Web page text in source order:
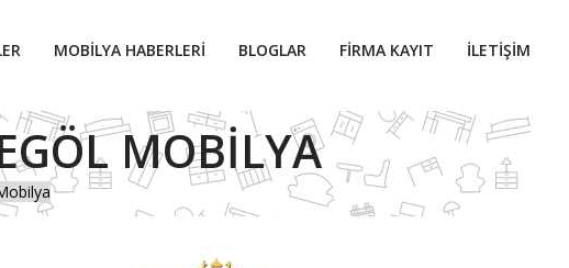
MOBILYA HABERLERI BLOGLAR FIRMA KAYIT İLETIŞIM
MOBILYA